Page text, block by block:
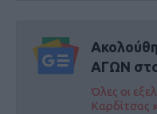
ΑΓΩΝ
Όλες οι
Καρδίτσας